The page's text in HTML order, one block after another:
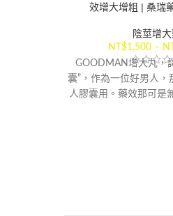
效增大增粗 | 桑瑞
陰莖增大
NT$1,500 –
GOODMAN增大丸，
囊”，作為一位好男人，
人膠囊用。藥效那可是